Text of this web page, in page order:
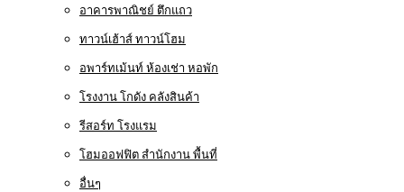
อาคารพาณิชย์ ตึกแถว
ทาวน์เฮ้าส์ ทาวน์โฮม
อพาร์ทเม้นท์ ห้องเช่า หอพัก
โรงงาน โกดัง คลังสินค้า
รีสอร์ท โรงแรม
โฮมออฟฟิต สำนักงาน พื้นที่
อื่นๆ